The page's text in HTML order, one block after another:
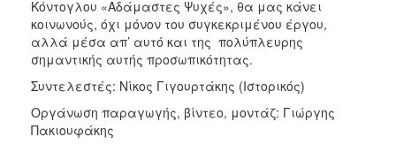
Κόντογλου «Αδάμαστες Ψυχές», θα μας κάνει
κοινωνούς, όχι μόνον του συγκεκριμένου έργου,
αλλά μέσα απ’ αυτό και της πολύπλευρης
σημαντικής αυτής προσωπικότητας.
Συντελεστές: Νίκος Γιγουρτάκης (Ιστορικός)
Οργάνωση παραγωγής, βίντεο, μοντάζ: Γιώργης
Πακιουφάκης